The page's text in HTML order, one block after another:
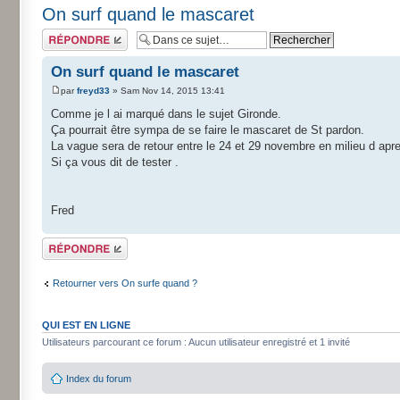
On surf quand le mascaret
Répondre
On surf quand le mascaret
parfreyd33 » Sam Nov 14, 2015 13:41
Comme je l ai marqué dans le sujet Gironde.
Ça pourrait être sympa de se faire le mascaret de St pardon.
La vague sera de retour entre le 24 et 29 novembre en milieu d
Si ça vous dit de tester .
Fred
Répondre
Retourner vers On surfe quand ?
QUI EST EN LIGNE
Utilisateurs parcourant ce forum : Aucun utilisateur enregistré et 1 invité
Index du forum